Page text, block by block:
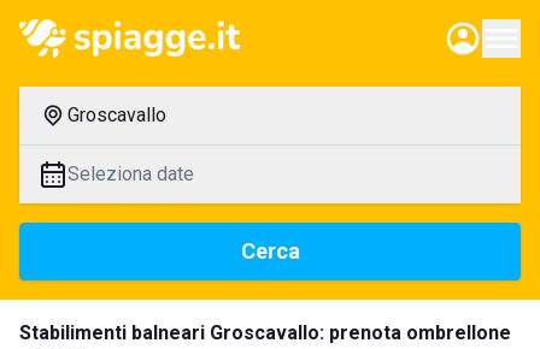
Groscavallo
Seleziona date
Cerca
Stabilimenti balneari Groscavallo: prenota ombrellone